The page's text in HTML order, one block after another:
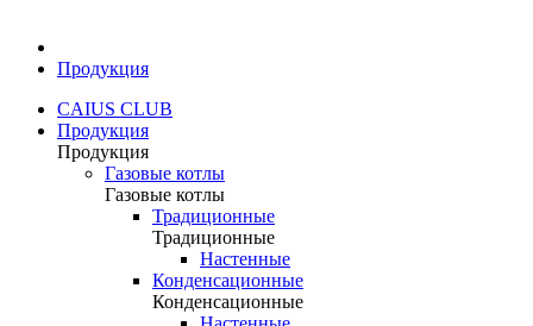
Продукция
CAIUS CLUB
Продукция
Продукция
Газовые котлы
Газовые котлы
Традиционные
Традиционные
Настенные
Конденсационные
Конденсационные